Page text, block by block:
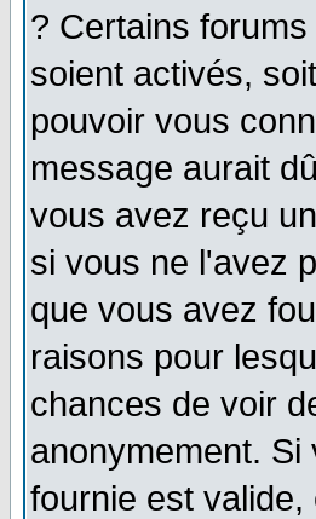
? Certains
soient activés,
pouvoir vous
message aurait
vous avez reçu
si vous ne l'avez
que vous avez
raisons pour
chances de voir
anonymement.
fournie est